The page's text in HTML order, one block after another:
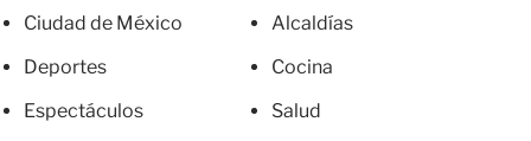
Ciudad de México
Deportes
Espectáculos
Alcaldías
Cocina
Salud